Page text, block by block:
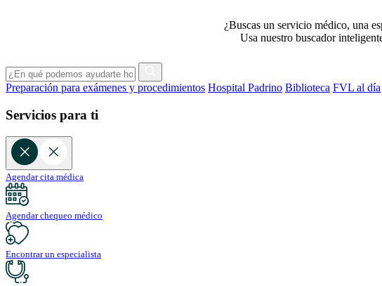
¿Buscas un servicio médico, una
Usa nuestro buscador
Preparación para exámenes y procedimientos Hospital Padrino Biblioteca FVL al día
Servicios para ti
Agendar cita médica
Agendar chequeo médico
Encontrar un especialista